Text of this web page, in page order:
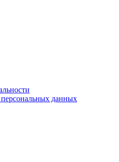
персональных данных